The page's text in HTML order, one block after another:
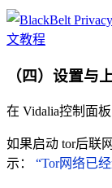
（四）设置与
在 Vidalia控制面
如果启动 tor后联
示： “Tor网络已